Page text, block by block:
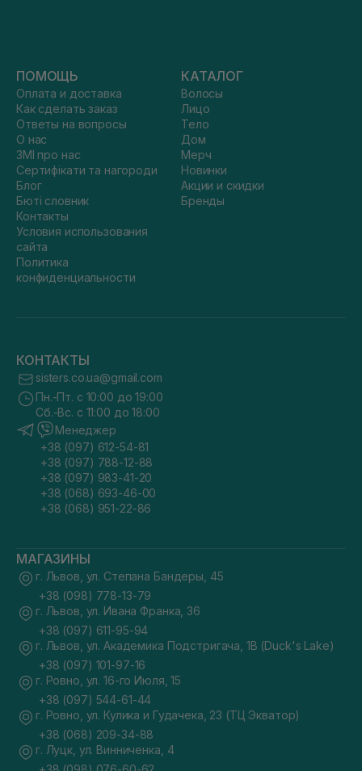
ПОМОЩЬ
Оплата и доставка
Как сделать заказ
Ответы на вопросы
О нас
ЗМІ про нас
Сертифікати та нагороди
Блог
Бюті словник
Контакты
Условия использования
сайта
Политика
конфиденциальности
КАТАЛОГ
Волосы
Лицо
Тело
Дом
Мерч
Новинки
Акции и скидки
Бренды
КОНТАКТЫ
sisters.co.ua@gmail.com
Пн.-Пт. с 10:00 до 19:00
Сб.-Вс. с 11:00 до 18:00
Менеджер
+38 (097) 612-54-81
+38 (097) 788-12-88
+38 (097) 983-41-20
+38 (068) 693-46-00
+38 (068) 951-22-86
МАГАЗИНЫ
г. Львов, ул. Степана Бандеры, 45
+38 (098) 778-13-79
г. Львов, ул. Ивана Франка, 36
+38 (097) 611-95-94
г. Львов, ул. Академика Подстригача, 1В (Duck's Lake)
+38 (097) 101-97-16
г. Ровно, ул. 16-го Июля, 15
+38 (097) 544-61-44
г. Ровно, ул. Кулика и Гудачека, 23 (ТЦ Экватор)
+38 (068) 209-34-88
г. Луцк, ул. Винниченка, 4